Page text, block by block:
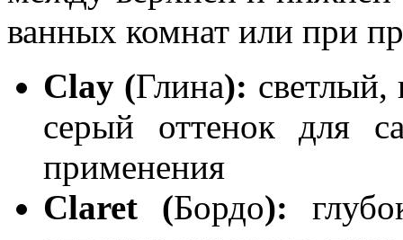
ванных комнат или при
Clay (Глина):
серый оттенок для
применения
Claret (Бордо):